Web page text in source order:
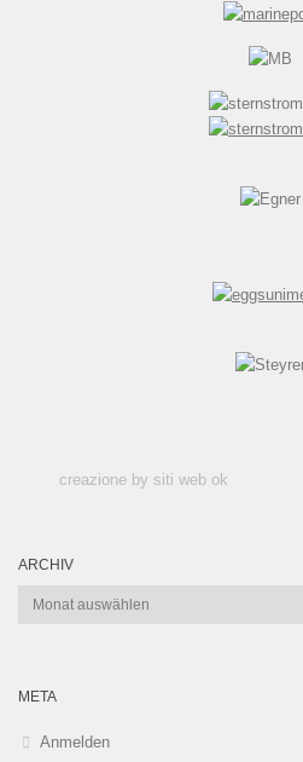
creazione by siti web ok
ARCHIV
Archiv
META
Anmelden